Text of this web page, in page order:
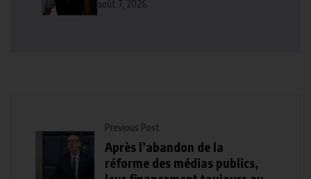
août 7, 2026
Previous Post
Après l’abandon de la
réforme des médias publics,